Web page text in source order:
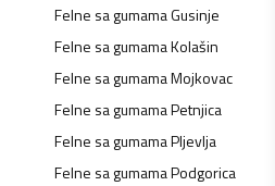
Felne sa gumamaGusinje
Felne sa gumamaKolašin
Felne sa gumamaMojkovac
Felne sa gumamaPetnjica
Felne sa gumamaPljevlja
Felne sa gumamaPodgorica